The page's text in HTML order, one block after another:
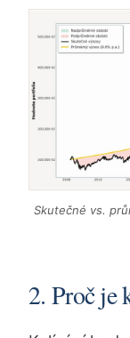
Skutečné vs.
2. Proč je